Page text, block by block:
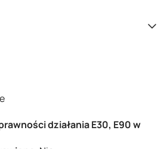
działania E30, E90 w